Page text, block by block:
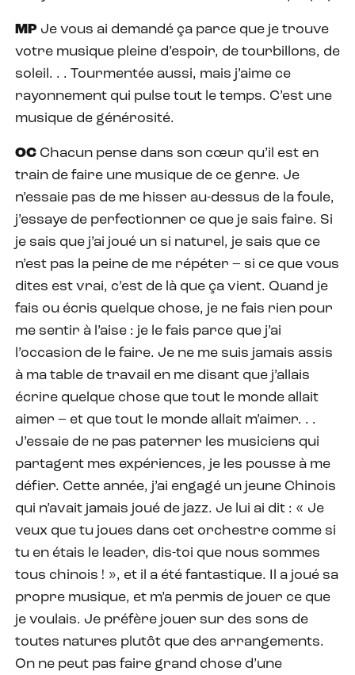
MP Je vous ai demandé ça parce que je trouve
votre musique pleine d’espoir, de tourbillons, de
soleil. . . Tourmentée aussi, mais j’aime ce
rayonnement qui pulse tout le temps. C’est une
musique de générosité.
OC Chacun pense dans son cœur qu’il est en
train de faire une musique de ce genre. Je
n’essaie pas de me hisser au-dessus de la foule,
j’essaye de perfectionner ce que je sais faire. Si
je sais que j’ai joué un si naturel, je sais que ce
n’est pas la peine de me répéter – si ce que vous
dites est vrai, c’est de là que ça vient. Quand je
fais ou écris quelque chose, je ne fais rien pour
me sentir à l’aise : je le fais parce que j’ai
l’occasion de le faire. Je ne me suis jamais assis
à ma table de travail en me disant que j’allais
écrire quelque chose que tout le monde allait
aimer – et que tout le monde allait m’aimer. . .
J’essaie de ne pas paterner les musiciens qui
partagent mes expériences, je les pousse à me
défier. Cette année, j’ai engagé un jeune Chinois
qui n’avait jamais joué de jazz. Je lui ai dit : « Je
veux que tu joues dans cet orchestre comme si
tu en étais le leader, dis-toi que nous sommes
tous chinois ! », et il a été fantastique. Il a joué sa
propre musique, et m’a permis de jouer ce que
je voulais. Je préfère jouer sur des sons de
toutes natures plutôt que des arrangements.
On ne peut pas faire grand chose d’une